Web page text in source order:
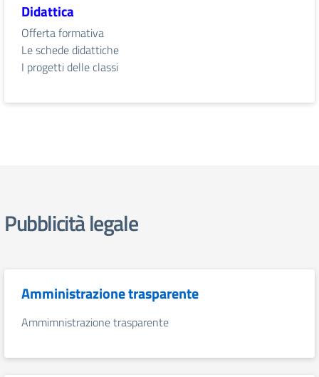
Didattica
Offerta formativa
Le schede didattiche
I progetti delle classi
Pubblicità legale
Amministrazione trasparente
Ammimnistrazione trasparente